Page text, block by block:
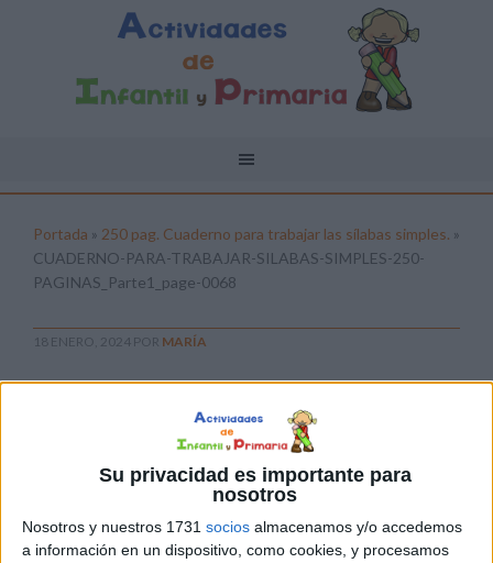
Su privacidad es importante para
nosotros
Nosotros y nuestros 1731 socios almacenamos y/o accedemos
a información en un dispositivo, como cookies, y procesamos
Portada » 250 pag. Cuaderno para trabajar las sílabas simples. »
CUADERNO-PARA-TRABAJAR-SILABAS-SIMPLES-250-
PAGINAS_Parte1_page-0068
18 ENERO, 2024 POR MARÍA
SILABAS-SIMPLES-250-
PAGINAS_Parte1_page-0068
Pulsa sobre el enlace para descargar el
archivo: